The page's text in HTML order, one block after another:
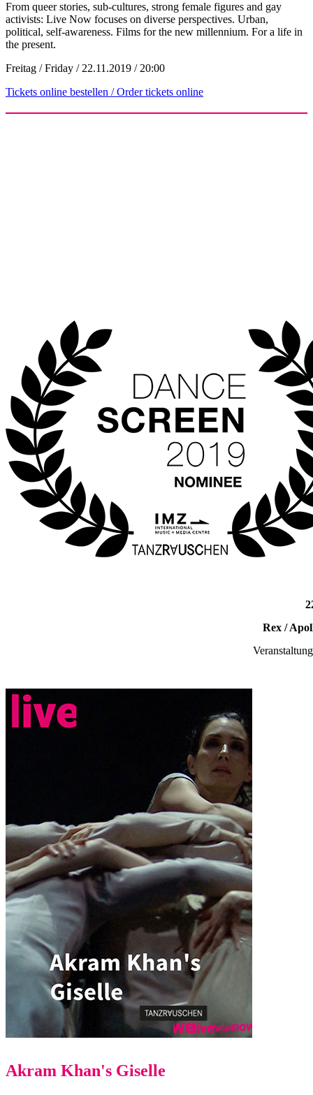
From queer stories, sub-cultures, strong female figures and gay
activists: Live Now focuses on diverse perspectives. Urban,
political, self-awareness. Films for the new millennium. For a life in
the present.
Freitag / Friday / 22.11.2019 / 20:00
Tickets online bestellen / Order tickets online
Rex /
Akram Khan's Giselle